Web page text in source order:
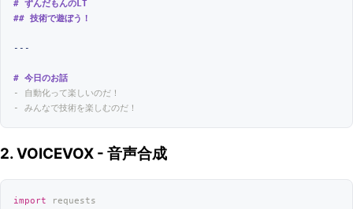
# ずんだもんのLT
## 技術で遊ぼう！
---
# 今日のお話
- 自動化って楽しいのだ！
- みんなで技術を楽しむのだ！
2. VOICEVOX - 音声合成
import requests